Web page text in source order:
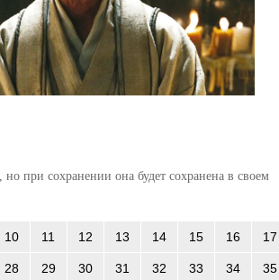
при сохранении она будет сохранена в своем
10 11 12 13 14 15 16 17
28 29 30 31 32 33 34 35